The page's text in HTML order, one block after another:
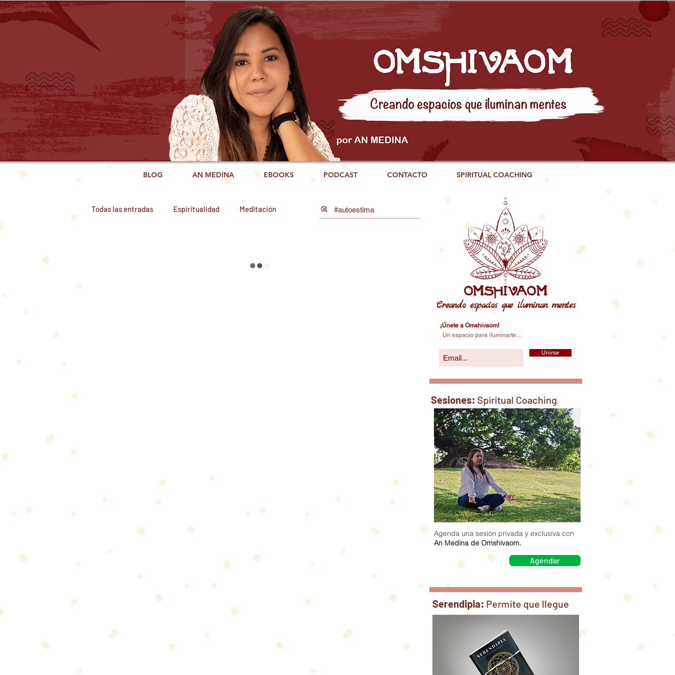
BLOG AN MEDINA EBOOKS PODCAST CONTACTO SPIRITUAL COACHING
Todas las entradas Espiritualidad Meditación
Creando espacios que iluminan mentes
¡Únete a Omshivaom!
Un espacio para iluminarte...
Unirse
Sesiones: Spiritual Coaching
Agenda una sesión privada y exclusiva con
An Medina de Omshivaom.
Agendar
Serendipia: Permite que llegue